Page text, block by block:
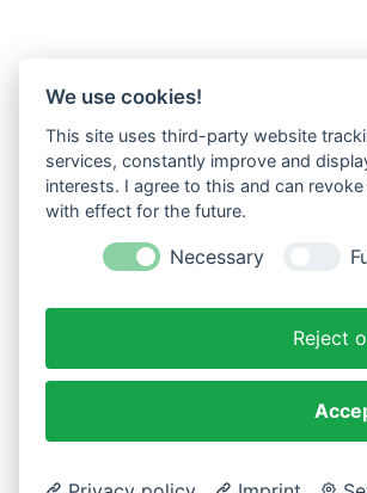
We use cookies!
This site uses third-party website
services, constantly improve and
interests. I agree to this and can
with effect for the future.
Necessary
Reject